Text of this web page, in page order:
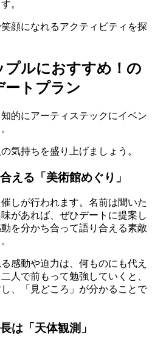
。
顔になれるアクティビティを探
プルにおすすめ！の
ートプラン
的にアーティステックにイベン
気持ちを盛り上げましょう。
える「美術館めぐり」
しが行われます。名前は聞いた
があれば、ぜひデートに提案し
を分かち合って語り合える素敵
感動や迫力は、何ものにも代え
人で前もって勉強していくと、
、「見どころ」が分かることで
は「天体観測」